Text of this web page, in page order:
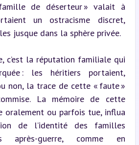
de déserteur » valait à
un ostracisme discret,
jusque dans la sphère privée.
c’est la réputation familiale qui
: les héritiers portaient,
non, la trace de cette « faute »
La mémoire de cette
oralement ou parfois tue, influa
de l’identité des familles
après-guerre, comme en